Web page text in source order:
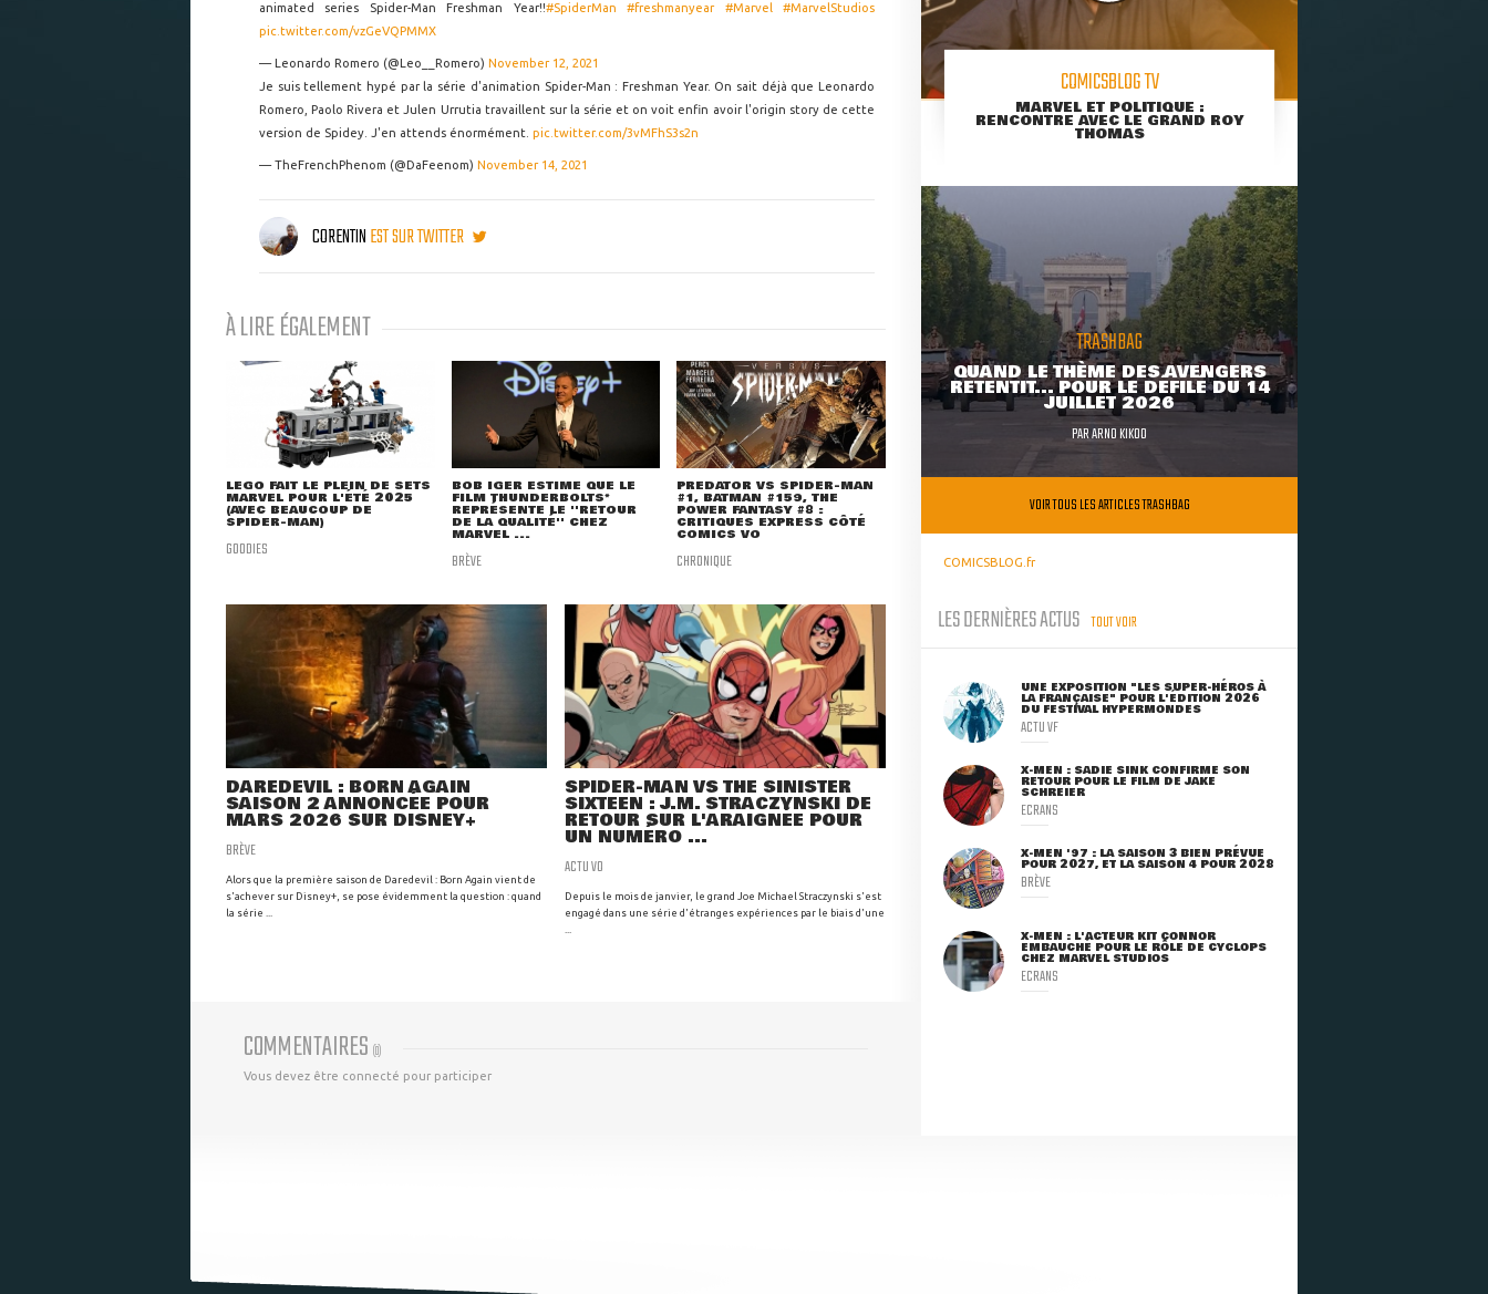
animated series Spider-Man Freshman Year!!#SpiderMan #freshmanyear #Marvel
#MarvelStudios
pic.twitter.com/vzGeVQPMMX
— Leonardo Romero (@Leo__Romero) November 12, 2021
Je suis tellement hypé par la série d'animation Spider-Man : Freshman Year. On sait déjà que Leonardo
Romero, Paolo Rivera et Julen Urrutia travaillent sur la série et on voit enfin avoir l'origin story de cette
version de Spidey. J'en attends énormément. pic.twitter.com/3vMFhS3s2n
— TheFrenchPhenom (@DaFeenom) November 14, 2021
CORENTINEST SUR TWITTER
À LIRE ÉGALEMENT
LEGO FAIT LE PLEIN DE SETS
MARVEL POUR L'ÉTÉ 2025
(AVEC BEAUCOUP DE
SPIDER-MAN)
GOODIES
BOB IGER ESTIME QUE LE
FILM THUNDERBOLTS*
REPRÉSENTE LE ''RETOUR
DE LA QUALITÉ'' CHEZ
MARVEL ...
BRÈVE
PREDATOR VS SPIDER-MAN
#1, BATMAN #159, THE
POWER FANTASY #8 :
CRITIQUES EXPRESS CÔTÉ
COMICS VO
CHRONIQUE
DAREDEVIL : BORN AGAIN
SAISON 2 ANNONCÉE POUR
MARS 2026 SUR DISNEY+
BRÈVE
Alors que la première saison de Daredevil : Born Again vient de
s'achever sur Disney+, se pose évidemment la question : quand
la série ...
SPIDER-MAN VS THE SINISTER
SIXTEEN : J.M. STRACZYNSKI DE
RETOUR SUR L'ARAIGNÉE POUR
UN NUMÉRO ...
ACTU VO
Depuis le mois de janvier, le grand Joe Michael Straczynski s'est
engagé dans une série d'étranges expériences par le biais d'une
COMMENTAIRES (0)
Vous devez être connecté pour participer
COMICSBLOG TV
MARVEL ET POLITIQUE :
RENCONTRE AVEC LE GRAND ROY
THOMAS
TRASHBAG
QUAND LE THÈME DES AVENGERS
RETENTIT... POUR LE DÉFILÉ DU 14
JUILLET 2026
PARARNO KIKOO
VOIR TOUS LES ARTICLES TRASHBAG
COMICSBLOG.fr
LES DERNIÈRES ACTUS TOUT VOIR
UNE EXPOSITION "LES SUPER-HÉROS À
LA FRANÇAISE" POUR L'ÉDITION 2026
DU FESTIVAL HYPERMONDES
ACTU VF
X-MEN : SADIE SINK CONFIRME SON
RETOUR POUR LE FILM DE JAKE
SCHREIER
ECRANS
X-MEN '97 : LA SAISON 3 BIEN PRÉVUE
POUR 2027, ET LA SAISON 4 POUR 2028
BRÈVE
X-MEN : L'ACTEUR KIT CONNOR
EMBAUCHÉ POUR LE RÔLE DE CYCLOPS
CHEZ MARVEL STUDIOS
ECRANS